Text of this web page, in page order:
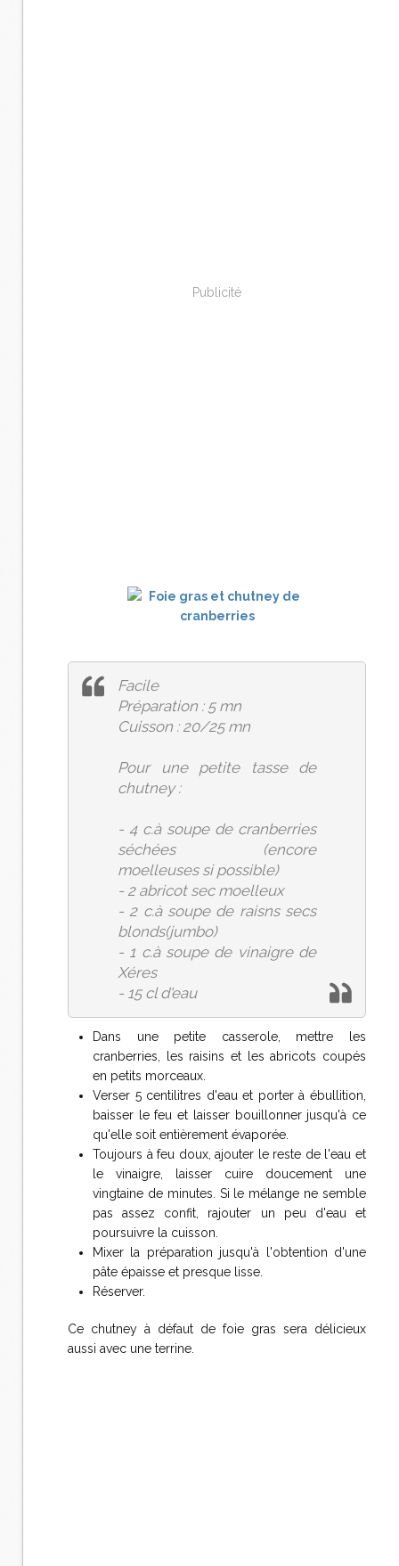
Publicité
Facile
Préparation : 5 mn
Cuisson : 20/25 mn
Pour une petite tasse de
chutney :
- 4 c.à soupe de cranberries
séchées (encore
moelleuses si possible)
- 2 abricot sec moelleux
- 2 c.à soupe de raisns secs
blonds(jumbo)
- 1 c.à soupe de vinaigre de
Xéres
- 15 cl d'eau
Dans une petite casserole, mettre les
cranberries, les raisins et les abricots coupés
en petits morceaux.
Verser 5 centilitres d'eau et porter à ébullition,
baisser le feu et laisser bouillonner jusqu'à ce
qu'elle soit entièrement évaporée.
Toujours à feu doux, ajouter le reste de l'eau et
le vinaigre, laisser cuire doucement une
vingtaine de minutes. Si le mélange ne semble
pas assez confit, rajouter un peu d'eau et
poursuivre la cuisson.
Mixer la préparation jusqu'à l'obtention d'une
pâte épaisse et presque lisse.
Réserver.
Ce chutney à défaut de foie gras sera délicieux
aussi avec une terrine.